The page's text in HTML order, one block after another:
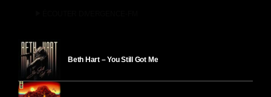
Beth Hart – You Still Got Me